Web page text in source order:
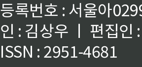
등록번호 : 서울아
인 : 김상우 ㅣ 편집인
ISSN : 2951-4681